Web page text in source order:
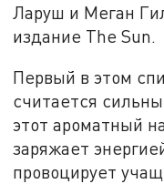
Ларуш и Меган
издание The Sun.
Первый в этом
считается
этот ароматный
заряжает
провоцирует